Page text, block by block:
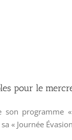
pour le
son programme
« Journée